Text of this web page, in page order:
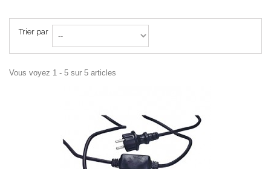
Trier par
Vous voyez 1 - 5 sur 5 articles